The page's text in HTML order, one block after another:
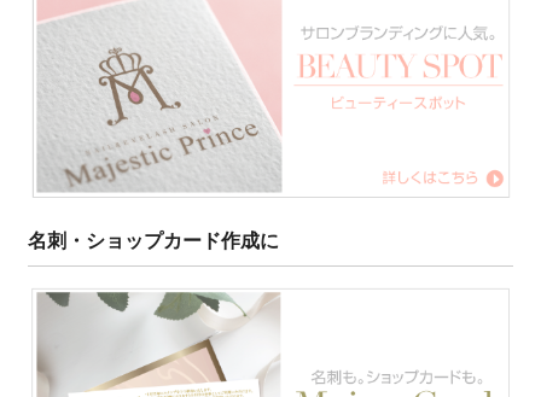
名刺・ショップカード作成に